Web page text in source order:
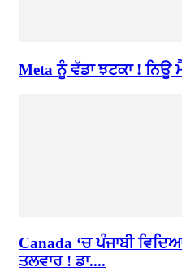
Meta ਨੂੰ ਵੱਡਾ ਝਟਕਾ !
Canada ‘ਚ ਪੰਜਾਬੀ
ਤਲਵਾਰ ! ਡਾ....